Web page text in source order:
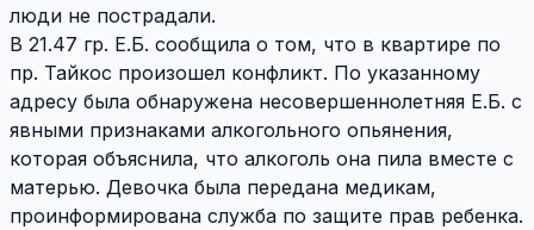
люди не пострадали.
В 21.47 гр. Е.Б. сообщила о том, что в квартире по
пр. Тайкос произошел конфликт. По указанному
адресу была обнаружена несовершеннолетняя Е.Б. с
явными признаками алкогольного опьянения,
которая объяснила, что алкоголь она пила вместе с
матерью. Девочка была передана медикам,
проинформирована служба по защите прав ребенка.